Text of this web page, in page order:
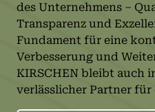
des Unternehmens –
Transparenz und
Fundament für eine
Verbesserung und
KIRSCHEN bleibt auch
verlässlicher Partner